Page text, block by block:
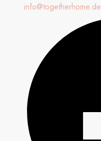
info@togetherhome.de